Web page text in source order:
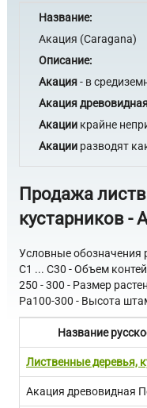
Название:
Акация (Caragana)
Описание:
Акация- в
Акация
Акации крайне
Акации разводят
Продажа
кустарников -
Условные обозначения
C1 ... C30 - Объем
250 - 300 - Размер
Pa100-300 - Высота
Название
Лиственные деревья,
Акация древовидная